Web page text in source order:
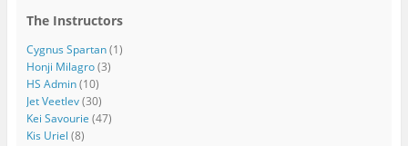
The Instructors
Cygnus Spartan(1)
Honji Milagro(3)
HS Admin(10)
Jet Veetlev(30)
Kei Savourie (47)
Kis Uriel (8)